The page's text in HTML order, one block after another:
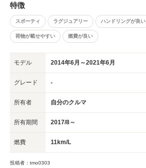
特徴
スポーティ ラグジュアリー ハンドリングが良い
荷物が載せやすい 燃費が良い
モデル 2014年6月～2021年6月
グレード -
所有者 自分のクルマ
所有期間 2017/8～
燃費 11km/L
投稿者：tmo0303